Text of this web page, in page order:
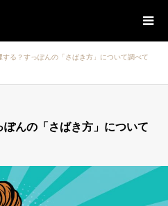
する？すっぽんの「さばき方」について調べて
んの「さばき方」について